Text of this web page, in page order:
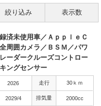
絞り込み 表示数
未使用車／ＡｐｐｌｅＣ
周囲カメラ／ＢＳＭ／パワ
ーダークルーズコントロー
ングセンサー
2026 走行 30ｋｍ
2029/4 排気量 2000cc